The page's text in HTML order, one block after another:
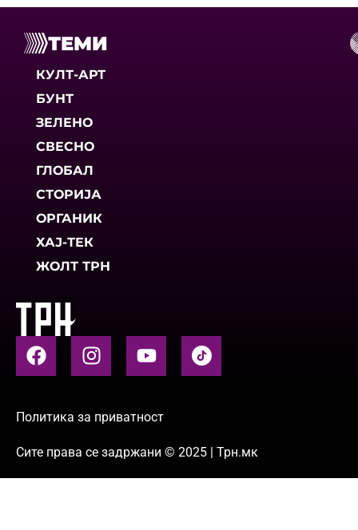
ТЕМИ
КУЛТ-АРТ
БУНТ
ЗЕЛЕНО
СВЕСНО
ГЛОБАЛ
СТОРИЈА
ОРГАНИК
ХАЈ-ТЕК
ЖОЛТ ТРН
Политика за приватност
Сите права се задржани © 2025 | Трн.мк